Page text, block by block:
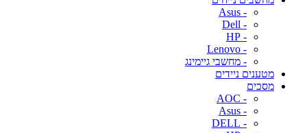
- Asus
- Dell
- HP
- Lenovo
- מחשבי גיימינג
מטענים ניידים
מסכים
- AOC
- Asus
- DELL